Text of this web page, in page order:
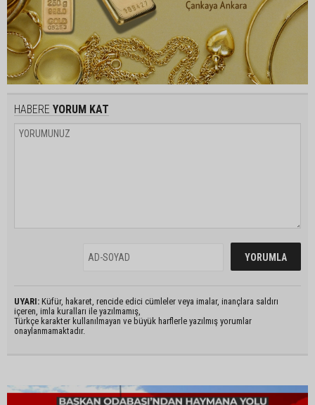
HABERE YORUM KAT
UYARI: Küfür, hakaret, rencide edici cümleler veya imalar, inançlara saldırı
içeren, imla kuralları ile yazılmamış,
Türkçe karakter kullanılmayan ve büyük harflerle yazılmış yorumlar
onaylanmamaktadır.